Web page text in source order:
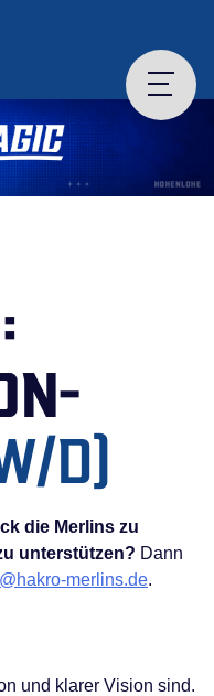
D)
die Merlins zu
unterstützen? Dann
merlins.de.
und klarer Vision sind.